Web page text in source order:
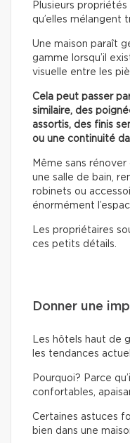
Plusieurs
qu’elles mélangent
Une maison paraît
gamme lorsqu’il
visuelle entre les
Cela peut passer
similaire, des
assortis, des finis
ou une continuité
Même sans
une salle de bain,
robinets ou
énormément
Les propriétaires
ces petits détails.
Donner une
Les hôtels haut de
les tendances
Pourquoi? Parce
confortables,
Certaines astuces
bien dans une